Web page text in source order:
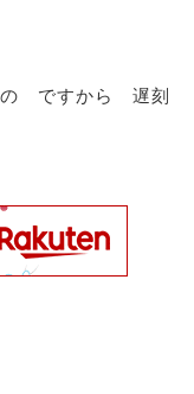
の ですから 遅刻